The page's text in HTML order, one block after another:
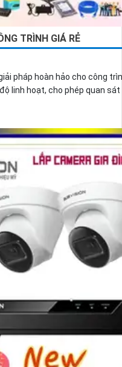
TRÌNH GIÁ RẺ
pháp hoàn hảo cho công
linh hoạt, cho phép quan